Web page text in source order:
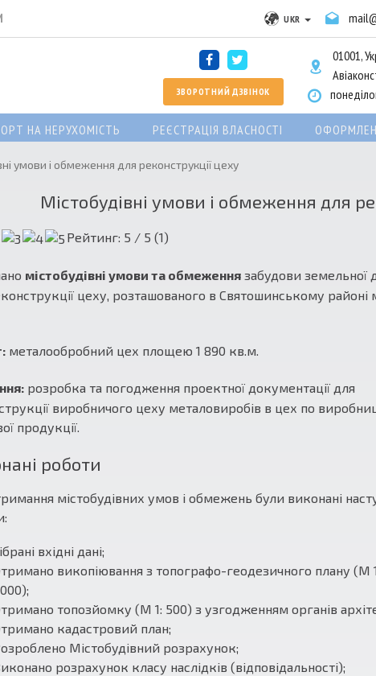
UKR
ЗВОРОТНИЙ ДЗВІНОК
01001,
НА НЕРУХОМІСТЬ РЕЄСТРАЦІЯ ВЛАСНОСТІ
умови і обмеження для реконструкції цеху
Містобудівні умови і обмеження для
Рейтинг: 5 / 5 (1)
містобудівні умови та обмеження забудови земельної
цеху, розташованого в Святошинському районі
металообробний цех площею 1 890 кв.м.
розробка та погодження проектної документації для
виробничого цеху металовиробів в цех по
продукції.
роботи
містобудівних умов і обмежень були виконані
вхідні дані;
викопіювання з топографо-геодезичного плану (М
топозйомку (М 1: 500) з узгодженням органів
кадастровий план;
Містобудівний розрахунок;
розрахунок класу наслідків (відповідальності);